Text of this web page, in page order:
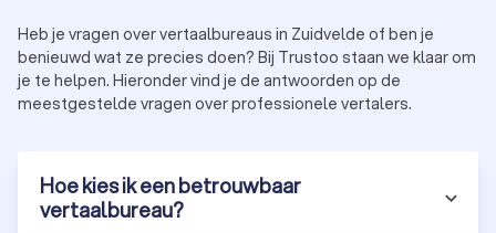
Hoe kies je het beste vertaalbureau in
Zuidvelde?
Bij het kiezen van een erkend vertaalbureau in Zuidvelde zijn er
taalcombinatie.
Beoordelingen en referenties:
Heb je vragen over vertaalbureaus in Zuidvelde of ben je
benieuwd wat ze precies doen? Bij Trustoo staan we klaar om
je te helpen. Hieronder vind je de antwoorden op de
meestgestelde vragen over professionele vertalers.
Hoe kies ik een betrouwbaar
vertaalbureau?